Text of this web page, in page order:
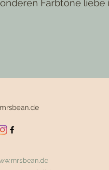
Farbtöne liebe